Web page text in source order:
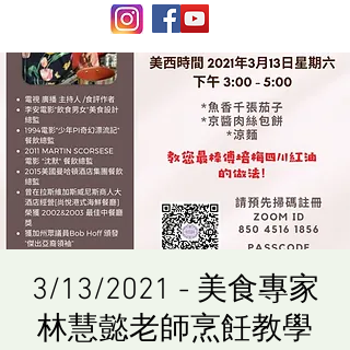
3/13/2021 - 美食專家
林慧懿老師烹飪教學